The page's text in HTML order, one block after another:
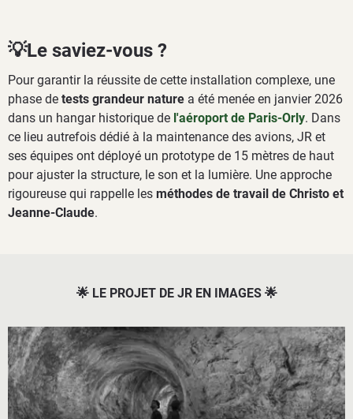
💡Le saviez-vous ?
Pour garantir la réussite de cette installation complexe, une
phase de tests grandeur nature a été menée en janvier 2026
dans un hangar historique de l'aéroport de Paris-Orly. Dans
ce lieu autrefois dédié à la maintenance des avions, JR et
ses équipes ont déployé un prototype de 15 mètres de haut
pour ajuster la structure, le son et la lumière. Une approche
rigoureuse qui rappelle les méthodes de travail de Christo et
Jeanne-Claude.
🌟 LE PROJET DE JR EN IMAGES 🌟